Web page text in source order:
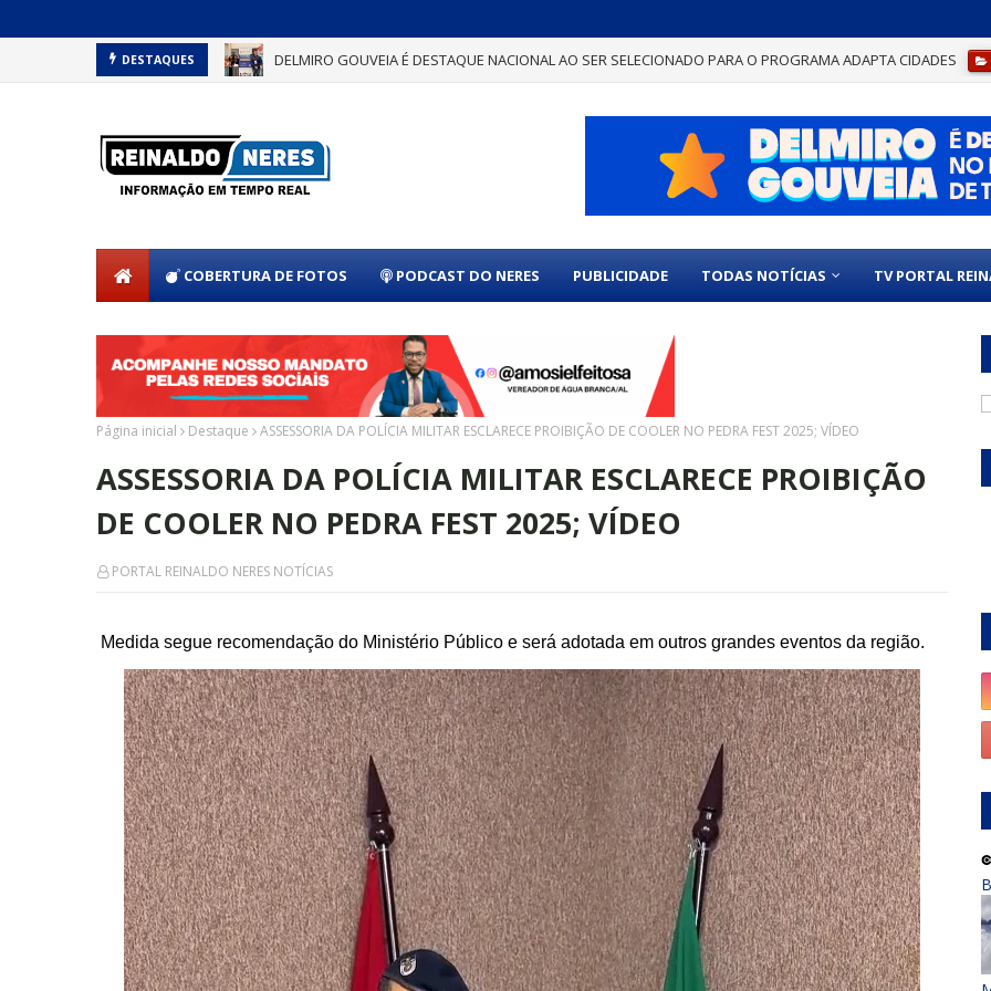
DESTAQUES DELMIRO GOUVEIA É DESTAQUE NACIONAL AO SER SELECIONADO PARA O PROGRAMA ADAPTA CIDADES
COBERTURA DE FOTOS PODCAST DO NERES PUBLICIDADE TODAS NOTÍCIAS TV PORTAL
Página inicial Destaque ASSESSORIA DA POLÍCIA MILITAR ESCLARECE PROIBIÇÃO DE COOLER NO PEDRA FEST 2025; VÍDEO
ASSESSORIA DA POLÍCIA MILITAR ESCLARECE PROIBIÇÃO
DE COOLER NO PEDRA FEST 2025; VÍDEO
PORTAL REINALDO NERES NOTÍCIAS
Medida segue recomendação do Ministério Público e será adotada em outros grandes eventos da região.